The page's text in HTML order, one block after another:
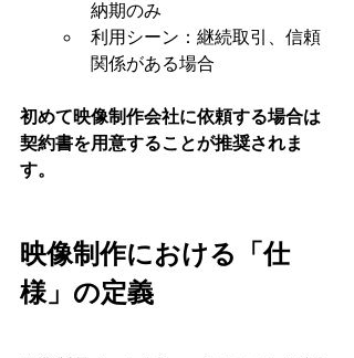
納期のみ
利用シーン：継続取引、信頼
関係がある場合
初めて映像制作会社に依頼する場合は
契約書を用意することが推奨されま
す。
映像制作における「仕
様」の定義